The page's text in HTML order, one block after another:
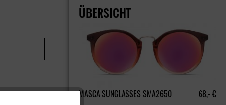
ÜBERSICHT
MASCA SUNGLASSES SMA2650 68,- €